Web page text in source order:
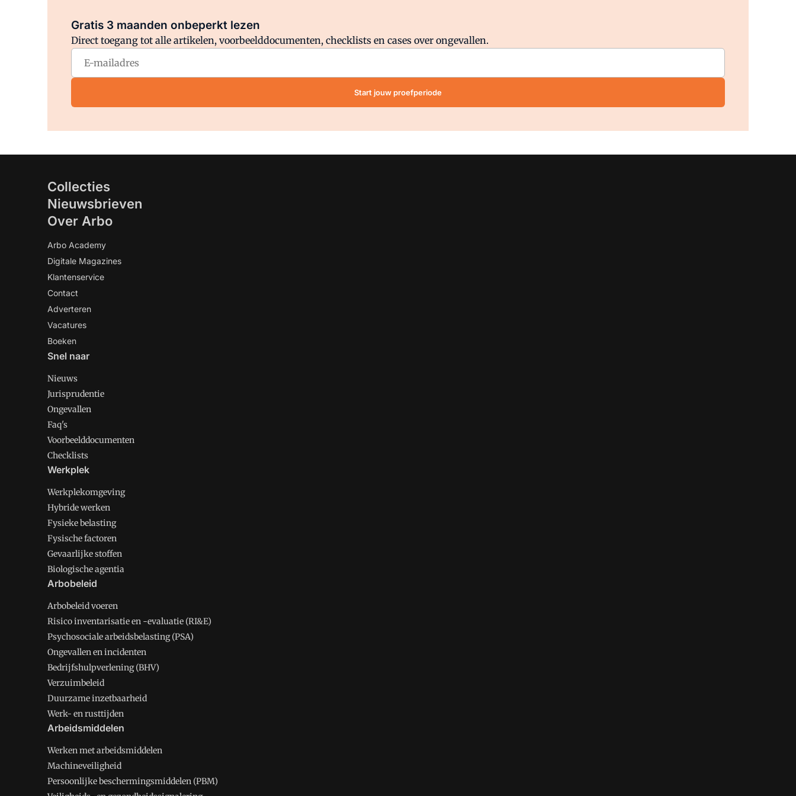
Gratis 3 maanden onbeperkt lezen
Direct toegang tot alle artikelen, voorbeelddocumenten, checklists en cases over ongevallen.
Start jouw proefperiode
Collecties
Nieuwsbrieven
Over Arbo
Arbo Academy
Digitale Magazines
Klantenservice
Contact
Adverteren
Vacatures
Boeken
Snel naar
Nieuws
Jurisprudentie
Ongevallen
Faq's
Voorbeelddocumenten
Checklists
Werkplek
Werkplekomgeving
Hybride werken
Fysieke belasting
Fysische factoren
Gevaarlijke stoffen
Biologische agentia
Arbobeleid
Arbobeleid voeren
Risico inventarisatie en -evaluatie (RI&E)
Psychosociale arbeidsbelasting (PSA)
Ongevallen en incidenten
Bedrijfshulpverlening (BHV)
Verzuimbeleid
Duurzame inzetbaarheid
Werk- en rusttijden
Arbeidsmiddelen
Werken met arbeidsmiddelen
Machineveiligheid
Persoonlijke beschermingsmiddelen (PBM)